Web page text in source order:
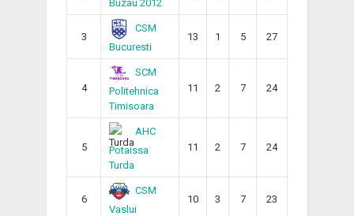
Buzau 2012
3
CSM
Bucuresti
13 1 5 27
4
SCM
Politehnica
Timisoara
11 2 7 24
5
AHC
Potaissa
Turda
11 2 7 24
6
CSM
Vaslui
10 3 7 23